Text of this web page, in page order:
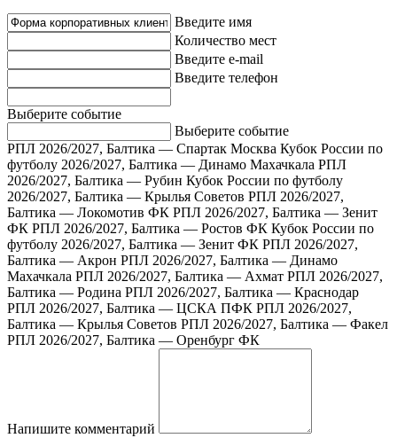
Введите имя
Количество мест
Введите e-mail
Введите телефон
Выберите событие
Выберите событие
РПЛ 2026/2027, Балтика — Спартак Москва Кубок России по
футболу 2026/2027, Балтика — Динамо Махачкала РПЛ
2026/2027, Балтика — Рубин Кубок России по футболу
2026/2027, Балтика — Крылья Советов РПЛ 2026/2027,
Балтика — Локомотив ФК РПЛ 2026/2027, Балтика — Зенит
ФК РПЛ 2026/2027, Балтика — Ростов ФК Кубок России по
футболу 2026/2027, Балтика — Зенит ФК РПЛ 2026/2027,
Балтика — Акрон РПЛ 2026/2027, Балтика — Динамо
Махачкала РПЛ 2026/2027, Балтика — Ахмат РПЛ 2026/2027,
Балтика — Родина РПЛ 2026/2027, Балтика — Краснодар
РПЛ 2026/2027, Балтика — ЦСКА ПФК РПЛ 2026/2027,
Балтика — Крылья Советов РПЛ 2026/2027, Балтика — Факел
РПЛ 2026/2027, Балтика — Оренбург ФК
Напишите комментарий